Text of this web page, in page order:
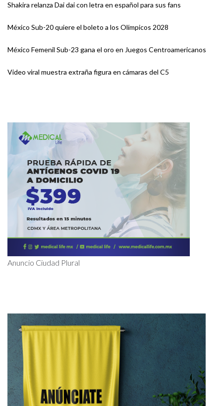
Shakira relanza Dai dai con letra en español para sus fans
México Sub-20 quiere el boleto a los Olímpicos 2028
México Femenil Sub-23 gana el oro en Juegos Centroamericanos
Video viral muestra extraña figura en cámaras del C5
Anuncio Ciudad Plural